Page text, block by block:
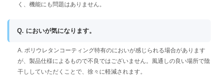
く、機能にも問題はありません。
Q. においが気になります。
A. ポリウレタンコーティング特有のにおいが感じられる場合があります
が、製品仕様によるもので不良ではございません。風通しの良い場所で陰
干ししていただくことで、徐々に軽減されます。